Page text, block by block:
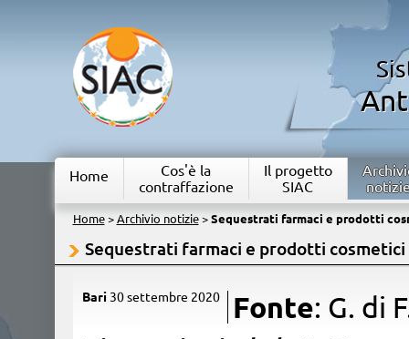
Home
Cos'è la
contraffazione
Il progetto
SIAC
Home> Archivio notizie> Sequestrati farmaci e prodotti
Sequestrati farmaci e prodotti
Bari 30 settembre 2020 Fonte: G. di